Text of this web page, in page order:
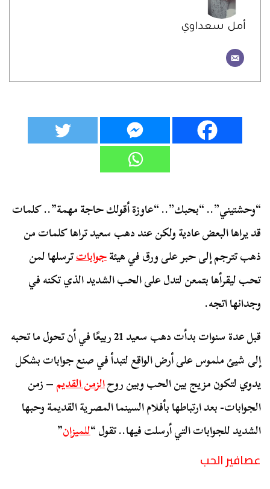
أمل سعداوي
“وحشتيني”.. “بحبك”.. “عاوزة أقولك حاجة مهمة”.. كلمات
قد يراها البعض عادية ولكن عند دهب سعيد تراها كلمات من
ذهب تترجم إلى حبر على ورق في هيئةجواباتترسلها لمن
تحب ليقرأها بتمعن لتدل على الحب الشديد الذي تكنه في
وجدانها اتجه.
قبل عدة سنوات بدأت دهب سعيد 21 ربيعًا في أن تحول ما تحبه
إلى شيئ ملموس على أرض الواقع لتبدأ في صنع جوابات بشكل
يدوي لتكون مزيج بين الحب وبين روحالزمن القديم– زمن
الجوابات- بعد ارتباطها بأفلام السينما المصرية القديمة وحبها
الشديد للجوابات التي أرسلت فيها.. تقول “للميزان”
عصافير الحب